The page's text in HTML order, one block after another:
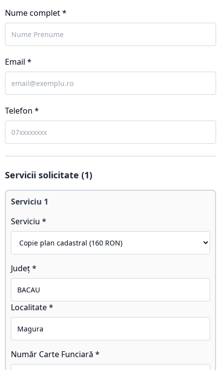
Nume complet *
Email *
Telefon *
Servicii solicitate (1)
Serviciu 1
Serviciu *
Județ *
Localitate *
Număr Carte Funciară *